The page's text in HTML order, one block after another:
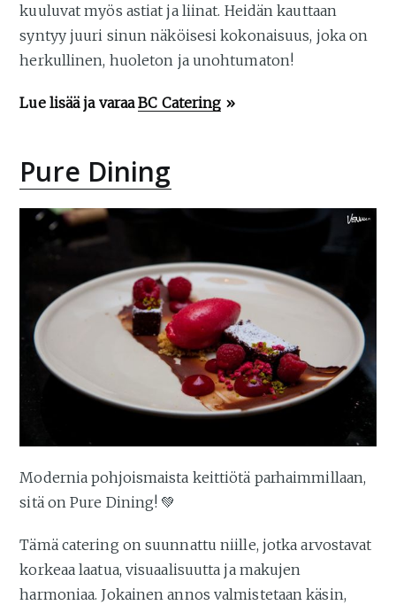
kuuluvat myös astiat ja liinat. Heidän kauttaan
syntyy juuri sinun näköisesi kokonaisuus, joka on
herkullinen, huoleton ja unohtumaton!
Lue lisää ja varaaBC Catering »
Pure Dining
Modernia pohjoismaista keittiötä parhaimmillaan,
sitä on Pure Dining! 💚
Tämä catering on suunnattu niille, jotka arvostavat
korkeaa laatua, visuaalisuutta ja makujen
harmoniaa. Jokainen annos valmistetaan käsin,